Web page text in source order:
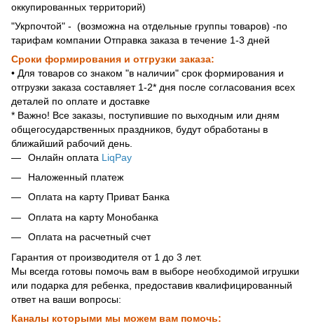
оккупированных территорий)
"Укрпочтой" - (возможна на отдельные группы товаров) -по
тарифам компании Отправка заказа в течение 1-3 дней
Сроки формирования и отгрузки заказа:
• Для товаров со знаком "в наличии" срок формирования и
отгрузки заказа составляет 1-2* дня после согласования всех
деталей по оплате и доставке
* Важно! Все заказы, поступившие по выходным или дням
общегосударственных праздников, будут обработаны в
ближайший рабочий день.
Онлайн оплата LiqPay
Наложенный платеж
Оплата на карту Приват Банка
Оплата на карту Монобанка
Оплата на расчетный счет
Гарантия от производителя от 1 до 3 лет.
Мы всегда готовы помочь вам в выборе необходимой игрушки
или подарка для ребенка, предоставив квалифицированный
ответ на ваши вопросы:
Каналы которыми мы можем вам помочь: